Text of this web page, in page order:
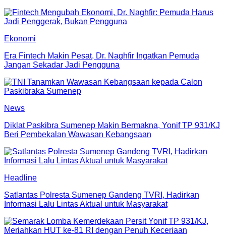
Ekonomi
Era Fintech Makin Pesat, Dr. Naghfir Ingatkan Pemuda
Jangan Sekadar Jadi Pengguna
News
Diklat Paskibra Sumenep Makin Bermakna, Yonif TP 931/KJ
Beri Pembekalan Wawasan Kebangsaan
Headline
Satlantas Polresta Sumenep Gandeng TVRI, Hadirkan
Informasi Lalu Lintas Aktual untuk Masyarakat